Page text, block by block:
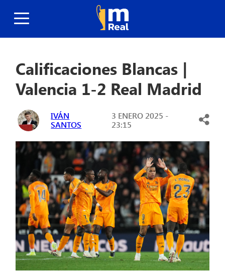
Calificaciones Blancas |
Valencia 1-2 Real Madrid
IVÁN
SANTOS
3 ENERO 2025 -
23:15